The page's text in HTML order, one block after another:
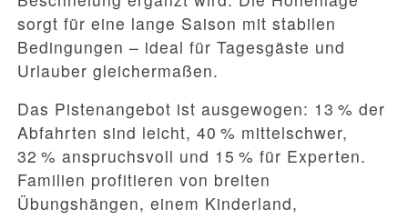
sorgt für eine lange Saison mit stabilen
Bedingungen – ideal für Tagesgäste und
Urlauber gleichermaßen.
Das Pistenangebot ist ausgewogen: 13 % der
Abfahrten sind leicht, 40 % mittelschwer,
32 % anspruchsvoll und 15 % für Experten.
Familien profitieren von breiten
Übungshängen, einem Kinderland,